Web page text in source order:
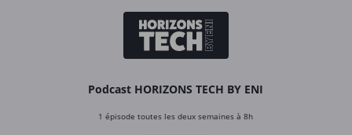
Podcast HORIZONS TECH BY ENI
1 épisode toutes les deux semaines à 8h